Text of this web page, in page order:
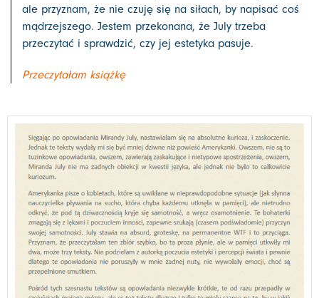
ale przyznam, że nie czuję się na siłach, by napisać coś
mądrzejszego. Jestem przekonana, że July trzeba
przeczytać i sprawdzić, czy jej estetyka pasuje.
Przeczytałam książkę